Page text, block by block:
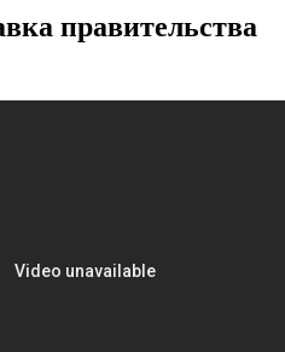
правительства